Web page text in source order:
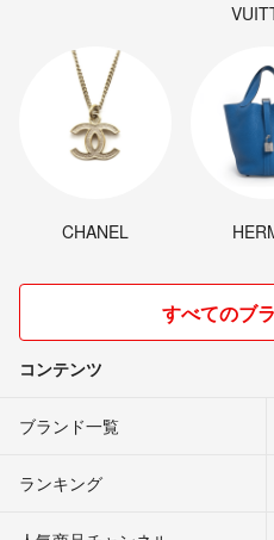
CHANEL
すべてのブ
コンテンツ
ブランド一覧
ランキング